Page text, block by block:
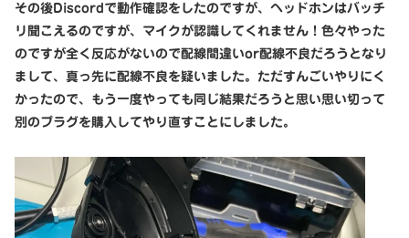
その後Discordで動作確認をしたのですが、ヘッドホンはバッチ
リ聞こえるのですが、マイクが認識してくれません！色々やった
のですが全く反応がないので配線間違いor配線不良だろうとなり
まして、真っ先に配線不良を疑いました。ただすんごいやりにく
かったので、もう一度やっても同じ結果だろうと思い思い切って
別のプラグを購入してやり直すことにしました。